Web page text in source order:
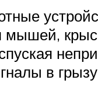
мышей,
в